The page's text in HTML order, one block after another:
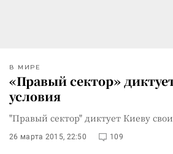
В МИРЕ
«Правый сектор»
условия
"Правый сектор" диктует Киеву
26 марта 2015, 22:50 109